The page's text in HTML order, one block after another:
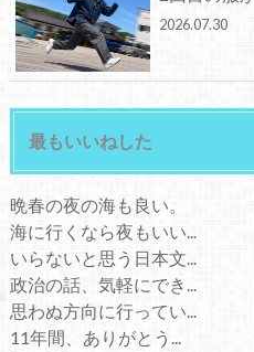
2026.07.30
最もいいねした
晩春の夜の海も良い。
海に行くなら夜もいい...
いらないと思う日本文...
政治の話、気軽にでき...
思わぬ方向に行ってい...
11年間、ありがとう...